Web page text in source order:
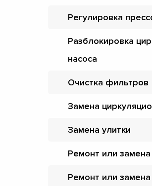
Регулировка
Разблокировка
насоса
Очистка фильтров
Замена
Замена улитки
Ремонт или
Ремонт или